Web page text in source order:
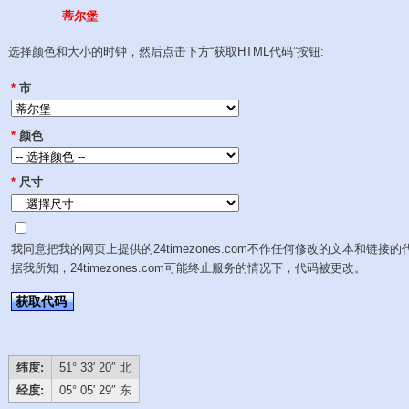
蒂尔堡
选择颜色和大小的时钟，然后点击下方“获取HTML代码”按钮:
* 市
* 颜色
* 尺寸
我同意把我的网页上提供的24timezones.com不作任何修改的文本和链接的
据我所知，24timezones.com可能终止服务的情况下，代码被更改。
获取代码
纬度:
51° 33′ 20″ 北
经度:
05° 05′ 29″ 东